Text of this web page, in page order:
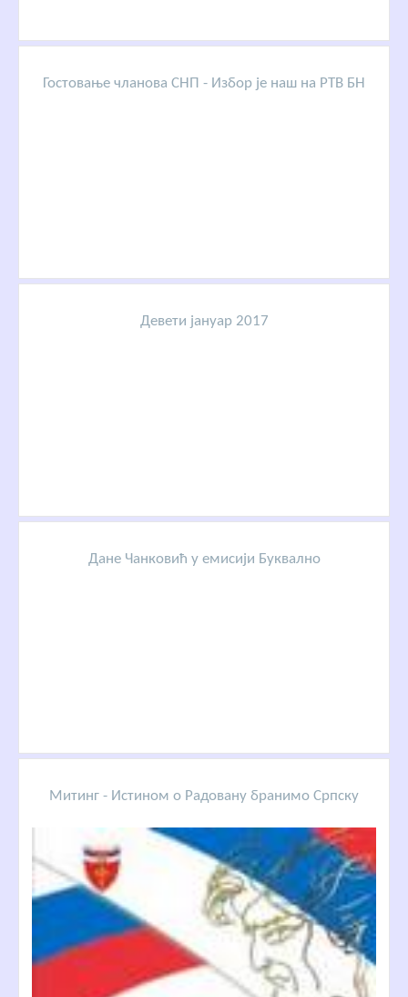
Гостовање чланова СНП - Избор је наш на РТВ БН
Девети јануар 2017
Дане Чанковић у емисији Буквално
Митинг - Истином о Радовану бранимо Српску